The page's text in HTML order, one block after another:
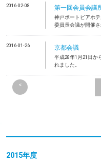
2016-02-08 第一回会員会議
神戸ポートピアホ
委員長会議が開催さ
2016-01-26 京都会議
平成28年1月21日か
れました。
<
2015年度